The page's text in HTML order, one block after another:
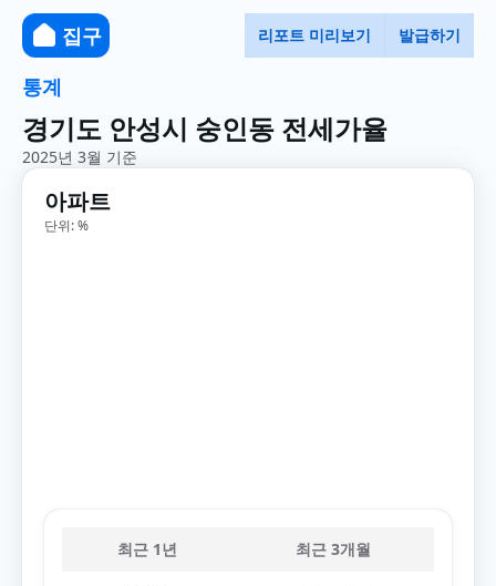
집구 리포트 미리보기 발급하기
통계
경기도 안성시 숭인동 전세가율
2025년 3월 기준
아파트
단위: %
최근 1년 최근 3개월